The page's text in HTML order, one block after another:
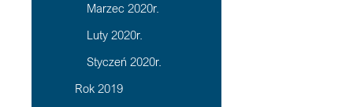
Marzec 2020r.
Luty 2020r.
Styczeń 2020r.
Rok 2019